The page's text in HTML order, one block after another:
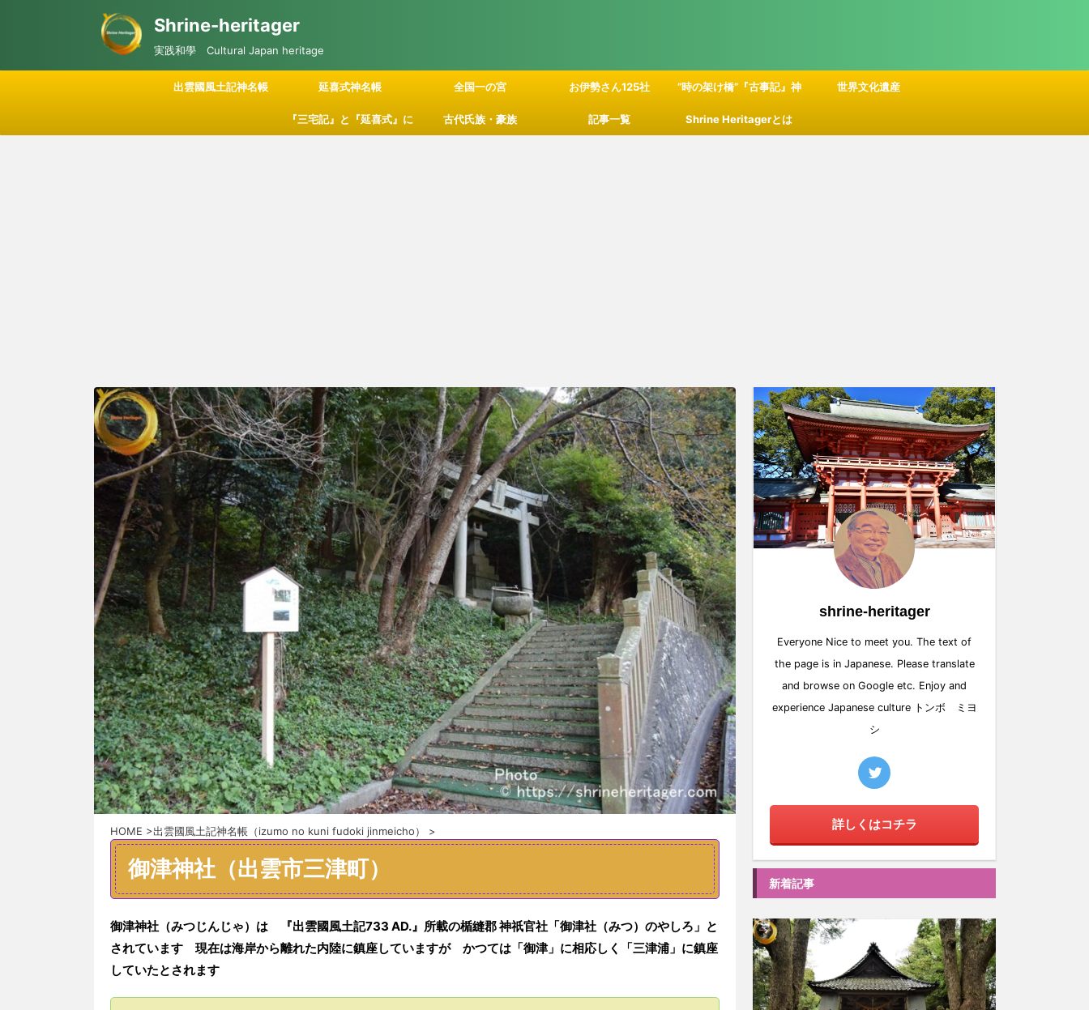
Shrine-heritager
実践和學 Cultural Japan heritage
出雲國風土記神名帳 延喜式神名帳 全国一の宮 お伊勢さん125社 ”時の架け橋”『古事記』神
話の舞台
世界文化遺産
『三宅記』と『延喜式』に 古代氏族・豪族 記事一覧 Shrine Heritagerとは
HOME >出雲國風土記神名帳（izumo no kuni fudoki jinmeicho） >
御津神社（出雲市三津町）
御津神社（みつじんじゃ）は 『出雲國風土記733 AD.』 所載の楯縫郡神祇官社 「御津社 （みつ） のやしろ」 と
されています
現在は海岸から離れた内陸に鎮座していますが かつては「御津」に相応しく「三津浦」に鎮座
していたと されます
shrine-heritager
Everyone Nice to meet you. The text of
the page is in Japanese. Please translate
and browse on Google etc. Enjoy and
experience Japanese culture トンボ ミヨ
シ
詳しくはコチラ
新着記事